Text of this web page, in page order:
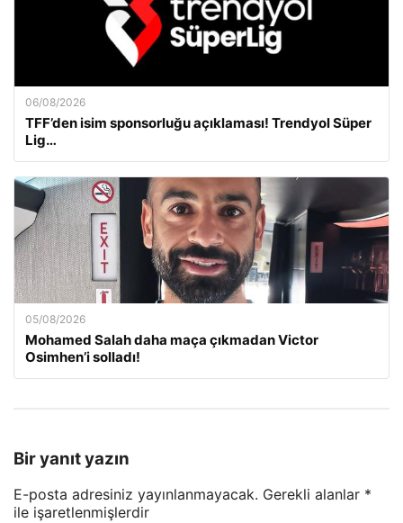
06/08/2026
TFF’den isim sponsorluğu açıklaması! Trendyol Süper
Lig…
05/08/2026
Mohamed Salah daha maça çıkmadan Victor
Osimhen’i solladı!
Bir yanıt yazın
E-posta adresiniz yayınlanmayacak. Gerekli alanlar *
ile işaretlenmişlerdir